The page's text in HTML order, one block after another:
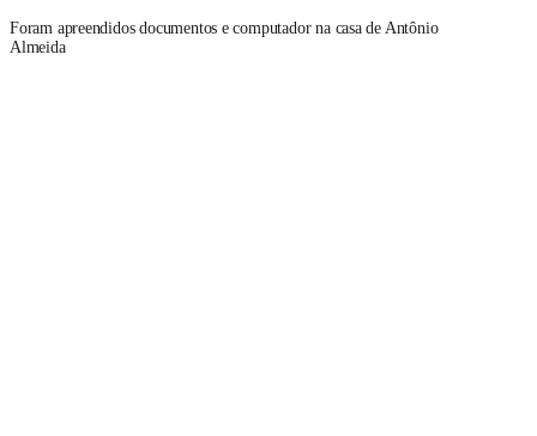
Foram apreendidos documentos e computador na casa de Antônio
Almeida